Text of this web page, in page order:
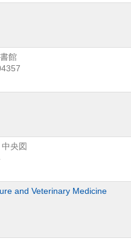
館
中央図
and Veterinary Medicine